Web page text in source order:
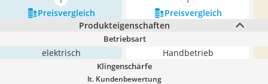
mehr anzeigen
mehr anzeigen
Preis­vergleich
Preis­vergleich
Produkteigenschaften
Betriebsart
elektrisch Handbetrieb
Klingenschärfe
lt. Kundenbewertung